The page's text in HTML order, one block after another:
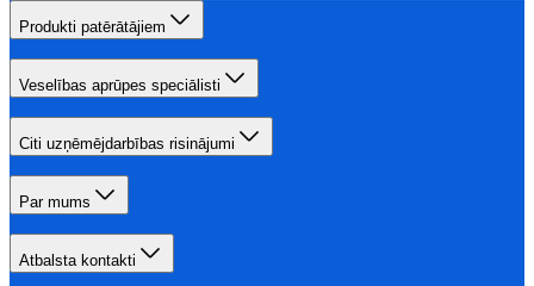
Produkti patērātājiem
Veselības aprūpes speciālisti
Citi uzņēmējdarbības risinājumi
Par mums
Atbalsta kontakti